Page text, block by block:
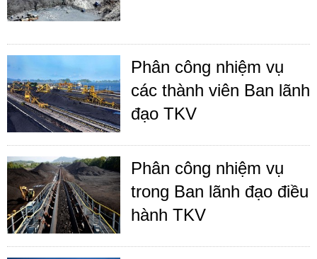
Phân công nhiệm vụ
các thành viên Ban lãnh
đạo TKV
Phân công nhiệm vụ
trong Ban lãnh đạo điều
hành TKV